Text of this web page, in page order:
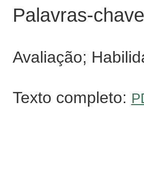
Palavras-chave
Avaliação;
Texto completo: